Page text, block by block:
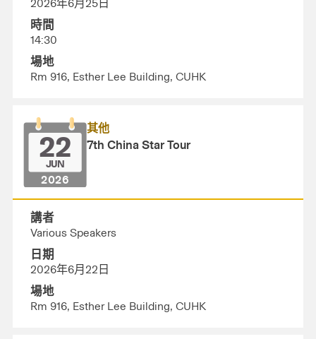
2026年6月25日
時間
14:30
場地
Rm 916, Esther Lee Building, CUHK
22
JUN
2026
其他
7th China Star Tour
講者
Various Speakers
日期
2026年6月22日
場地
Rm 916, Esther Lee Building, CUHK